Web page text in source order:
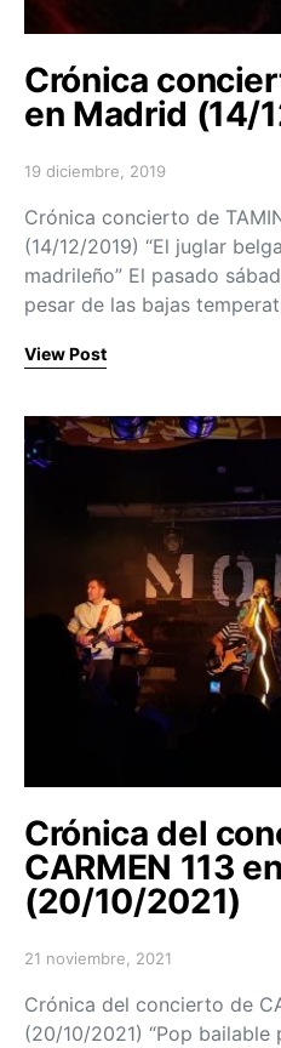
Crónica
en Madrid (14/
Posted on
19 diciembre, 2019
Crónica concierto de
(14/12/2019) “El juglar
madrileño” El pasado
pesar de las bajas
View Post
Crónica del
CARMEN 113
(20/10/2021)
Posted on
21 noviembre, 2021
Crónica del concierto de
(20/10/2021) “Pop